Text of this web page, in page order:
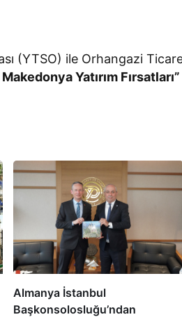
(YTSO) ile Orhangazi
Yatırım
Almanya İstanbul
Başkonsolosluğu’ndan